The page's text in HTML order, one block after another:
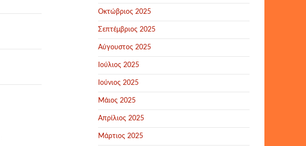
Οκτώβριος 2025
Σεπτέμβριος 2025
Αύγουστος 2025
Ιούλιος 2025
Ιούνιος 2025
Μάιος 2025
Απρίλιος 2025
Μάρτιος 2025